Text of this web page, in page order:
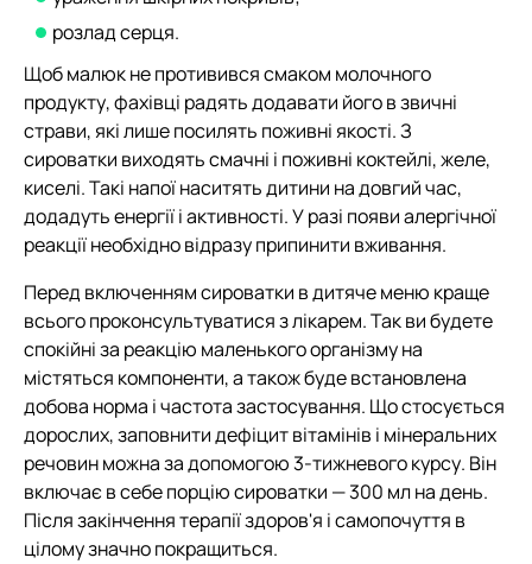
розлад серця.
Щоб малюк не противився смаком молочного
продукту, фахівці радять додавати його в звичні
страви, які лише посилять поживні якості. З
сироватки виходять смачні і поживні коктейлі, желе,
киселі. Такі напої наситять дитини на довгий час,
додадуть енергії і активності. У разі появи алергічної
реакції необхідно відразу припинити вживання.
Перед включенням сироватки в дитяче меню краще
всього проконсультуватися з лікарем. Так ви будете
спокійні за реакцію маленького організму на
містяться компоненти, а також буде встановлена
добова норма і частота застосування. Що стосується
дорослих, заповнити дефіцит вітамінів і мінеральних
речовин можна за допомогою 3-тижневого курсу. Він
включає в себе порцію сироватки — 300 мл на день.
Після закінчення терапії здоров'я і самопочуття в
цілому значно покращиться.